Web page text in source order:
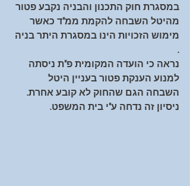
במסגרת חוק התכנון והבניה נקבע פטור
מהיטל השבחה להקמת ממ"ד כאשר
מימוש הזכויות הינו במסגרת היתר בניה
.
נראה כי הועדה המקומית פ"ת ניסתה
למנוע הענקת פטור בעניין היטל
השבחה הגם שהחוק לא קובע אחרת.
ניסיון זה נדחה ע"י בית המשפט.